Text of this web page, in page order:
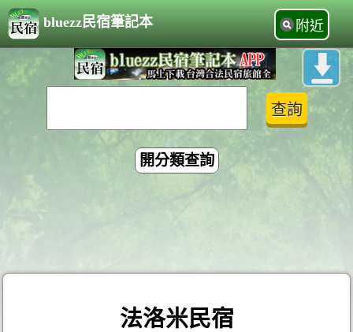
bluezz民宿筆記本 附近
開分類查詢
法洛米民宿